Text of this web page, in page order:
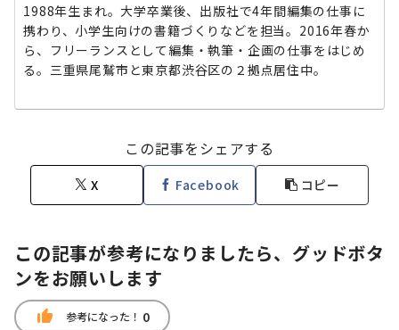
1988年生まれ。大学卒業後、出版社で4年間編集の仕事に
携わり、小学生向けの書籍づくりなどを担当。2016年春か
ら、フリーランスとして編集・執筆・企画の仕事をはじめ
る。三重県尾鷲市と東京都渋谷区の２拠点居住中。
この記事をシェアする
X Facebook コピー
この記事が参考になりましたら、グッドボタ
ンをお願いします
thumb_up 参考になった！ 0